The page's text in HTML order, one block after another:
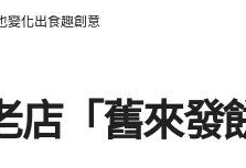
變化出食趣創意
店「舊來